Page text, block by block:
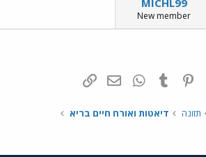
MICHL99
New member
Reddit
Pinterest
Tumblr
WhatsAppדואר אלקטרוני
תזונה דיאטות ואורח חיים בריא